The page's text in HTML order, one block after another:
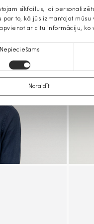
sīkfailus, lai
par to, kā jūs izmantojat
ar citu informāciju, ko
Nepieciešams
Noraidīt